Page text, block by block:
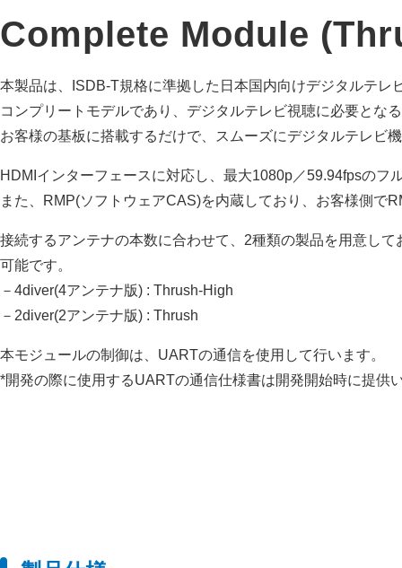
Complete Module
本製品は、ISDB-T規格に準拠した日本国内向けデジタルテレ
コンプリートモデルであり、デジタルテレビ視聴に必要とな
お客様の基板に搭載するだけで、スムーズにデジタルテレビ
HDMIインターフェースに対応し、最大1080p／59.94fpsのフ
また、RMP(ソフトウェアCAS)を内蔵しており、お客様側で
接続するアンテナの本数に合わせて、2種類の製品を用意し
可能です。
－4diver(4アンテナ版) : Thrush-High
－2diver(2アンテナ版) : Thrush
本モジュールの制御は、UARTの通信を使用して行います。
*開発の際に使用するUARTの通信仕様書は開発開始時に提供